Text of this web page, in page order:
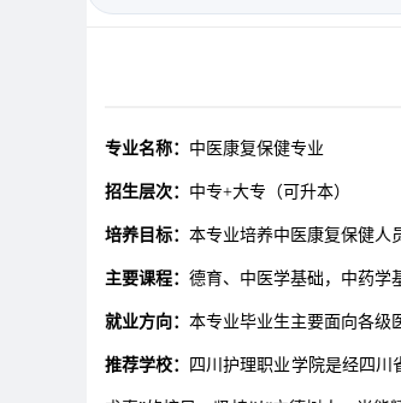
专业名称： 中医康复保健专业
招生层次： 中专+大专（可升本）
培养目标： 本专业培养中医康复保健人
主要课程： 德育、中医学基础，中药学
就业方向： 本专业毕业生主要面向各级
推荐学校： 四川护理职业学院是经四川